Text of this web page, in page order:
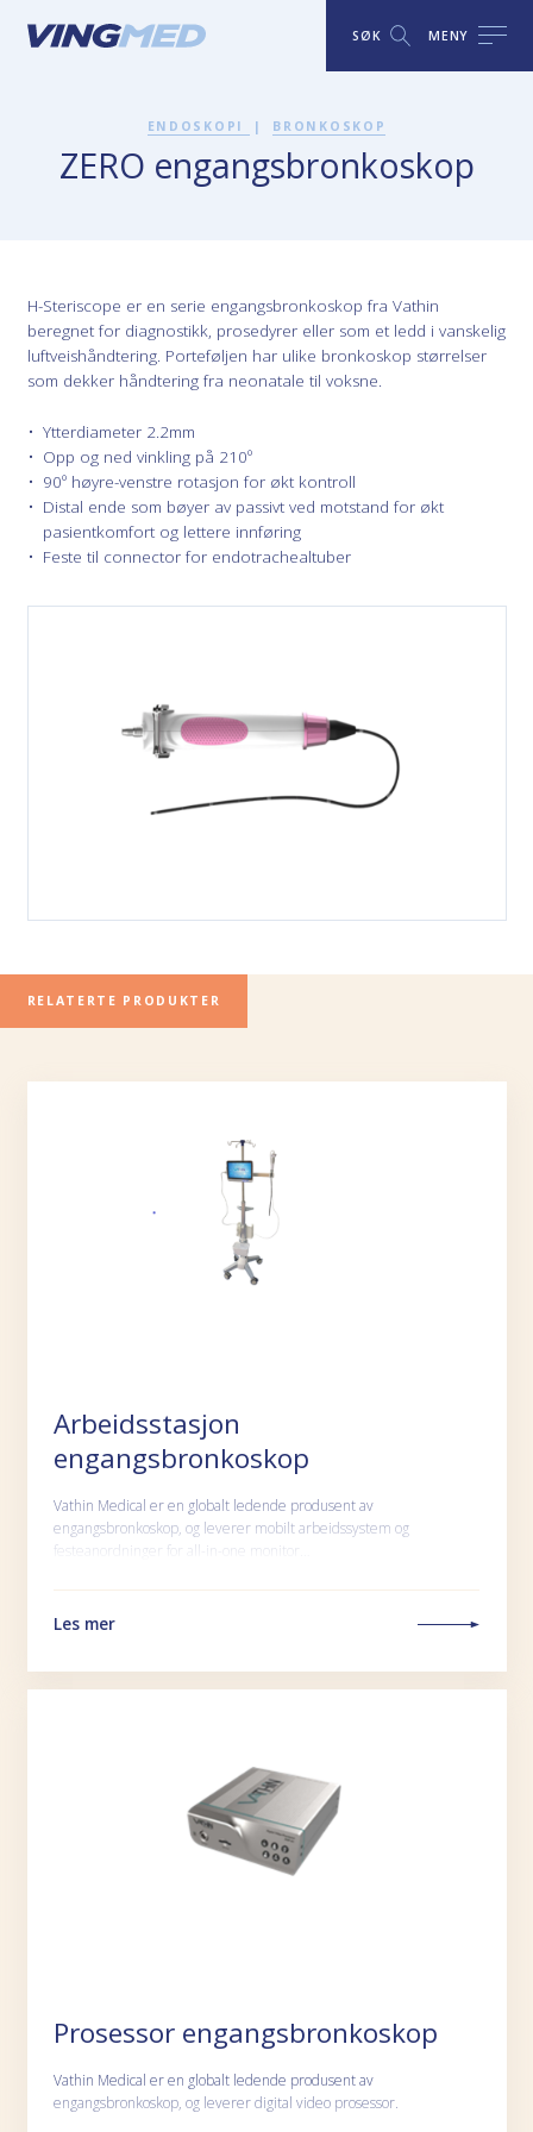
SØK MENY
ENDOSKOPI | BRONKOSKOP
ZERO engangsbronkoskop
H-Steriscope er en serie engangsbronkoskop fra Vathin
beregnet for diagnostikk, prosedyrer eller som et ledd i vanskelig
luftveishåndtering. Porteføljen har ulike bronkoskop størrelser
som dekker håndtering fra neonatale til voksne.
Ytterdiameter 2.2mm
Opp og ned vinkling på 210º
90º høyre-venstre rotasjon for økt kontroll
Distal ende som bøyer av passivt ved motstand for økt
pasientkomfort og lettere innføring
Feste til connector for endotrachealtuber
RELATERTE PRODUKTER
Arbeidsstasjon
engangsbronkoskop
Vathin Medical er en globalt ledende produsent av
engangsbronkoskop, og leverer mobilt arbeidssystem og
festeanordninger for all-in-one monitor…
Les mer
Prosessor engangsbronkoskop
Vathin Medical er en globalt ledende produsent av
engangsbronkoskop, og leverer digital video prosessor.